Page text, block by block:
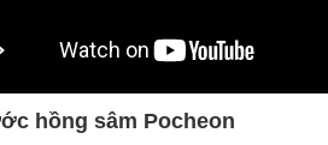
hồng sâm Pocheon